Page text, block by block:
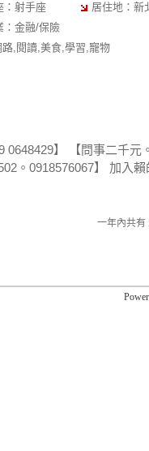
：射手座
居住地：新
：金融/保險
,閱讀,美食,學習,寵物
0648429】 【問事二千元
。0918576067】 加入賴
一年內共有